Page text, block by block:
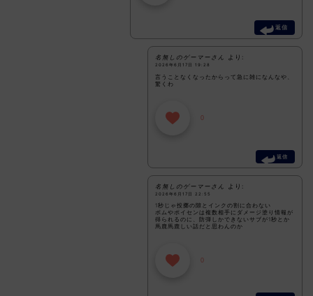
返信
名無しのゲーマーさん より:
2026年6月17日 19:28
言うことなくなったからって急に雑になんなや、
驚くわ
0
返信
名無しのゲーマーさん より:
2026年6月17日 22:55
1秒じゃ投擲の隙とインクの割に合わない
ボムやポイセンは複数相手にダメージ塗り情報が
得られるのに、防弾しかできないサブが1秒とか
馬鹿馬鹿しい話だと思わんのか
0